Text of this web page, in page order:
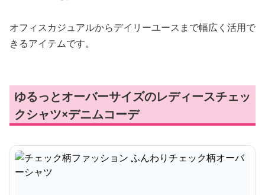
オフィスカジュアルからデイリーユースまで幅広く活用で
きるアイテムです。
ゆるっとオーバーサイズのレディースチェッ
クシャツ×デニムコーデ